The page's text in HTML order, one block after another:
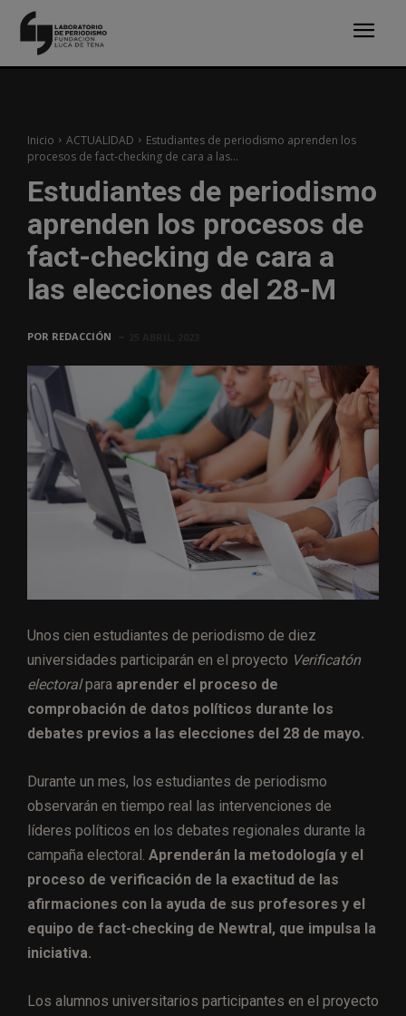
Inicio ACTUALIDAD
Estudiantes de periodismo aprenden los
procesos de fact-checking de cara a las...
Estudiantes de periodismo
aprenden los procesos de
fact-checking de cara a
las elecciones del 28-M
POR REDACCIÓN
Unos cien estudiantes de periodismo de diez
universidades participarán en el proyecto Verificatón
electoralpara aprender el proceso de
comprobación de datos políticos durante los
debates previos a las elecciones del 28 de mayo.
Durante un mes, los estudiantes de periodismo
observarán en tiempo real las intervenciones de
líderes políticos en los debates regionales durante la
campaña electoral. Aprenderán la metodología y el
proceso de verificación de la exactitud de las
afirmaciones con la ayuda de sus profesores y el
equipo de fact-checking de Newtral, que impulsa la
iniciativa.
Los alumnos universitarios participantes en el proyecto